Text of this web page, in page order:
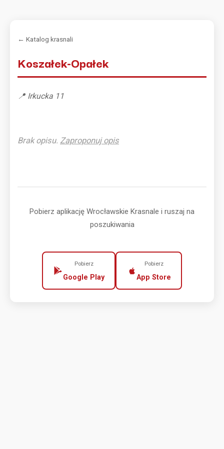
← Katalog krasnali
Koszałek-Opałek
📍 Irkucka 11
Brak opisu. Zaproponuj opis
Pobierz aplikację Wrocławskie Krasnale i ruszaj na
poszukiwania
Pobierz
Google Play
Pobierz
App Store